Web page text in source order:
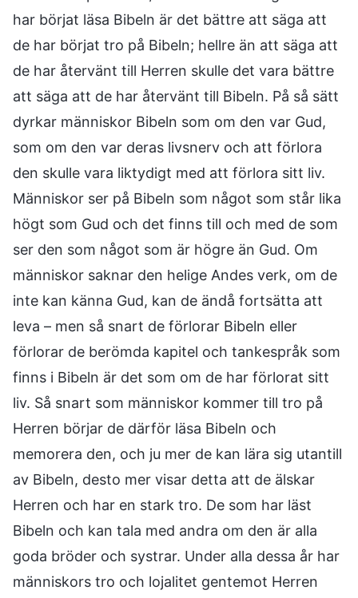
har börjat läsa Bibeln är det bättre att säga att
de har börjat tro på Bibeln; hellre än att säga att
de har återvänt till Herren skulle det vara bättre
att säga att de har återvänt till Bibeln. På så sätt
dyrkar människor Bibeln som om den var Gud,
som om den var deras livsnerv och att förlora
den skulle vara liktydigt med att förlora sitt liv.
Människor ser på Bibeln som något som står lika
högt som Gud och det finns till och med de som
ser den som något som är högre än Gud. Om
människor saknar den helige Andes verk, om de
inte kan känna Gud, kan de ändå fortsätta att
leva – men så snart de förlorar Bibeln eller
förlorar de berömda kapitel och tankespråk som
finns i Bibeln är det som om de har förlorat sitt
liv. Så snart som människor kommer till tro på
Herren börjar de därför läsa Bibeln och
memorera den, och ju mer de kan lära sig utantill
av Bibeln, desto mer visar detta att de älskar
Herren och har en stark tro. De som har läst
Bibeln och kan tala med andra om den är alla
goda bröder och systrar. Under alla dessa år har
människors tro och lojalitet gentemot Herren